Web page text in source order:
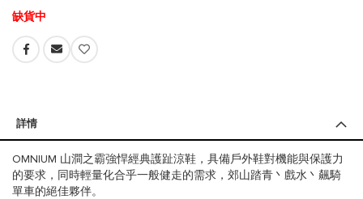
缺貨中
詳情
OMNIUM 山澗之霸強悍經典護趾涼鞋，具備戶外鞋對機能與保護力
的要求，同時輕量化合乎一般健走的需求，郊山踏青丶戲水丶飆騎
單車的絕佳夥伴。